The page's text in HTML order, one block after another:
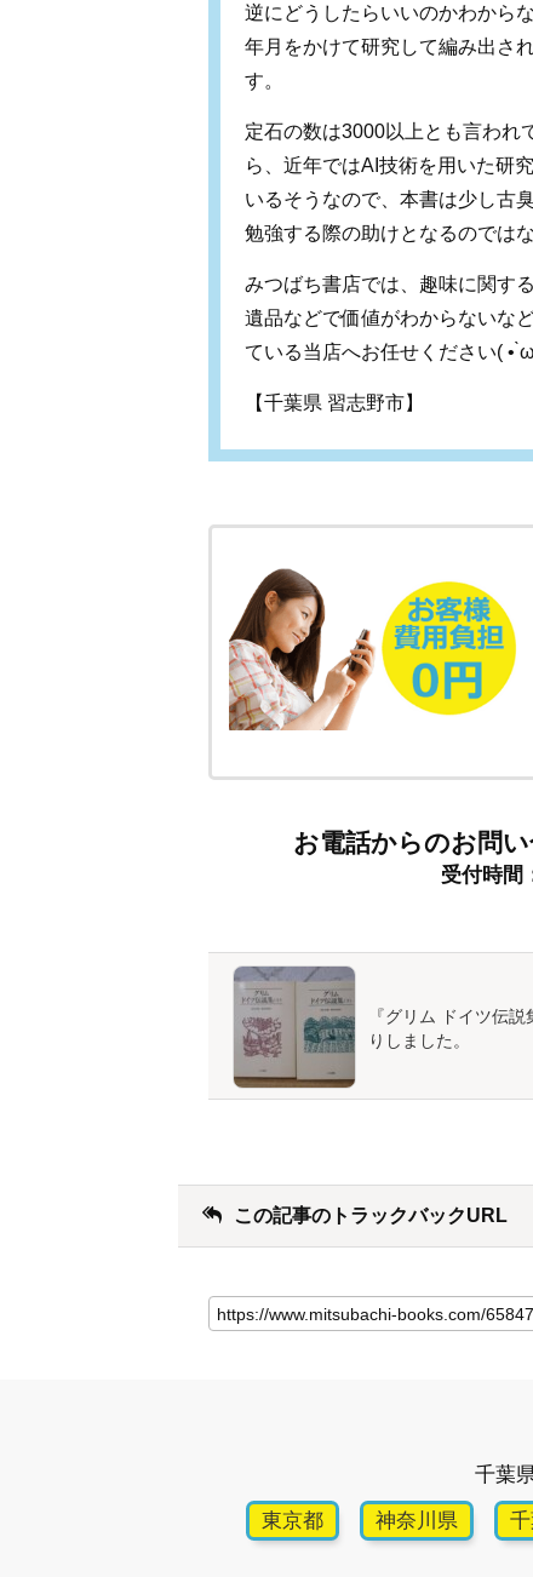
逆にどうしたらいいのかわから
年月をかけて研究して編み出さ
す。
定石の数は3000以上とも言われ
ら、近年ではAI技術を用いた研
いるそうなので、本書は少し古
みつばち書店では、趣味に関す
遺品などで価値がわからないな
ている当店へお任せください( •
【千葉県 習志野市】
お電話からのお問
受付時間
『グリム ドイツ伝説
りしました。
この記事のトラックバックURL
千葉
東京都
神奈川県